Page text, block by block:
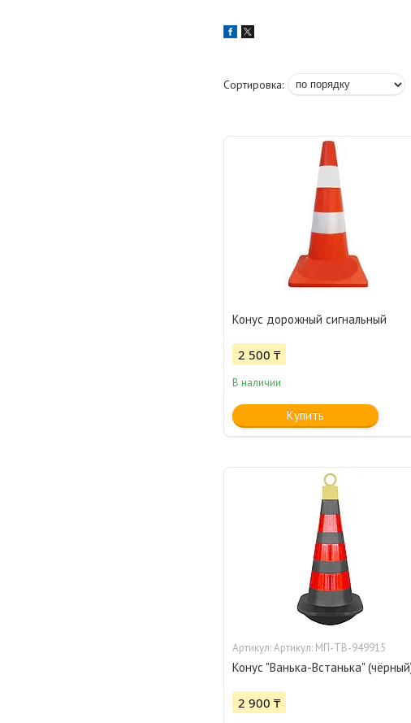
Конус дорожный сигнальный
2 500 ₸
В наличии
Купить
Артикул: МП-ТВ-949915
Конус "Ванька-Встанька"
2 900 ₸